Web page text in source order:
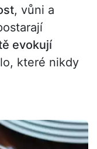
, vůni a
evokují
které nikdy